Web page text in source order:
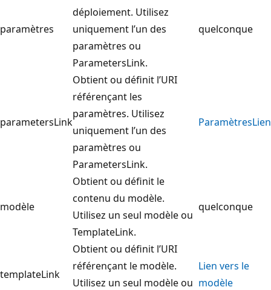
paramètres
déploiement. Utilisez
uniquement l’un des
paramètres ou
ParametersLink.
quelconque
parametersLink
Obtient ou définit l’URI
référençant les
paramètres. Utilisez
uniquement l’un des
paramètres ou
ParametersLink.
ParamètresLien
modèle
Obtient ou définit le
contenu du modèle.
Utilisez un seul modèle ou
TemplateLink.
quelconque
templateLink
Obtient ou définit l’URI
référençant le modèle.
Utilisez un seul modèle ou
Lien vers le
modèle